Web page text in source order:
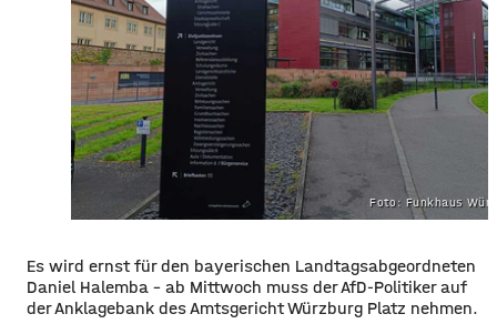
Foto: Funkhaus
​​Es wird ernst für den bayerischen Landtagsabgeordneten
Daniel Halemba – ab Mittwoch muss der AfD-Politiker auf
der Anklagebank des Amtsgericht Würzburg Platz nehmen.